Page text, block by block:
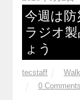
今週は
ラジオ
ょう
tecstaff
0 Comments